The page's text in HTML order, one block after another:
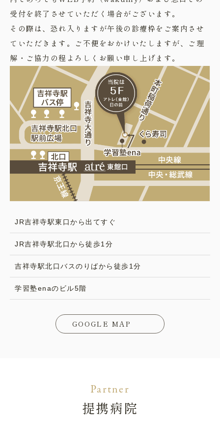
受付を終了させていただく場合がございます。
その際は、恐れ入りますが午後の診療枠をご案内させ
ていただきます。ご不便をおかけいたしますが、ご理
解・ご協力の程よろしくお願い申し上げます。
JR吉祥寺駅東口から出てすぐ
JR吉祥寺駅北口から徒歩1分
吉祥寺駅北口バスのりばから徒歩1分
学習塾enaのビル5階
GOOGLE MAP
Partner
提携病院